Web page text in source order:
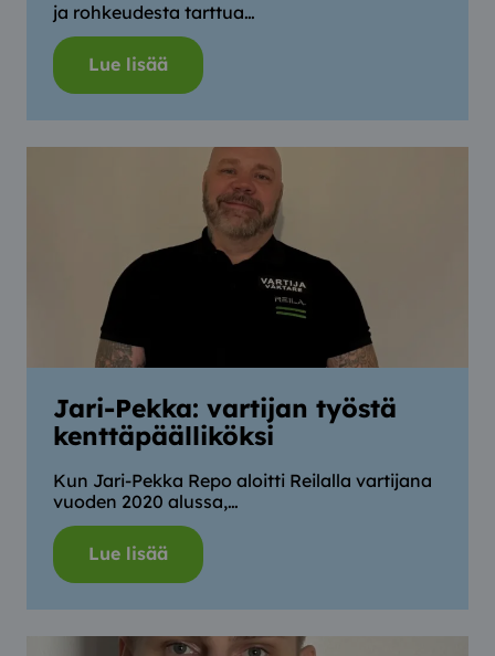
ja rohkeudesta tarttua…
Lue lisää
Jari-Pekka: vartijan työstä
kenttäpäälliköksi
Kun Jari-Pekka Repo aloitti Reilalla vartijana
vuoden 2020 alussa,…
Lue lisää